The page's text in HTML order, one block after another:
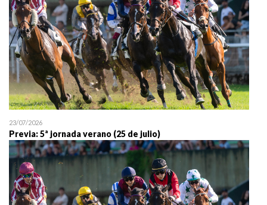
23/07/2026
Previa: 5ª jornada verano (25 de julio)